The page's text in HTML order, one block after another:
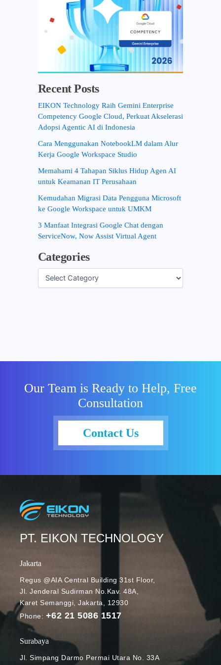
Recent Posts
EIKON Technology Raih Gemini Enterprise
Competency Google Cloud, Perkuat Akselerasi
Adopsi Agentic AI di Indonesia
Cara Menggunakan NotebookLM dalam Alur
Kerja Google Workspace Studio
Memahami 4 Tahapan Siklus Hidup Agen AI
untuk Keamanan IT Perusahaan
Kemudahan Migrasi Data Pengguna Microsoft
ke Google Workspace untuk UMKM
3 Manfaat Integrasi Google Chat dengan
ServiceNow, Now Assist Virtual Agent
Categories
Our Team is Ready to Help, Free
Consultation
Contact Us
PT. EIKON TECHNOLOGY
Jakarta
Regus @AIA Central Building 31st Floor,
Jl. Jenderal Sudirman No.Kav. 48A,
Karet Semanggi, Jakarta, 12930
Phone: +62 21 5086 1517
Surabaya
Jl. Simpang Darmo Permai Utara No. 33A